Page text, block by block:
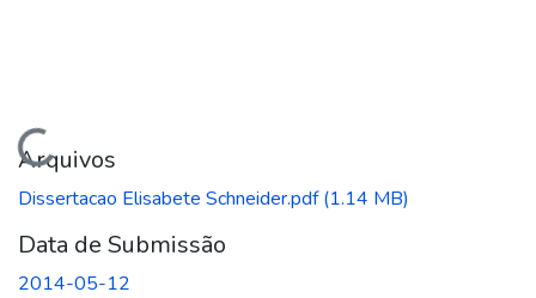
Carregando...
Arquivos
Dissertacao Elisabete Schneider.pdf(1.14 MB)
Data de Submissão
2014-05-12